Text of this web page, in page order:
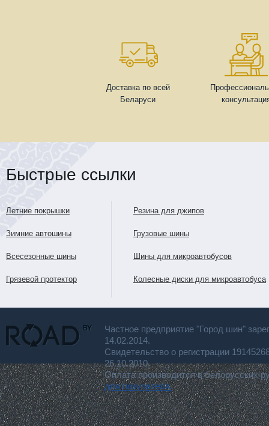
Доставка по всей
Беларуси
Быстрые ссылки
Летние покрышки
Зимние автошины
Всесезонные шины
Грязевой протектор
Резина для джипов
Грузовые шины
Шины для микроавтобусов
Колесные диски для микроавтобуса
Частное предприятие "Город шин"
14.02.2014.
Свидетельство о регистрации
26.10.2010.
Оплата производится в белорусских
для покупателя.